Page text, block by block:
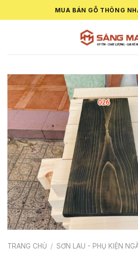
to
MUA BÁN GỖ THÔNG
TRANG CHỦ / SƠN LAU - PHỤ KIỆN